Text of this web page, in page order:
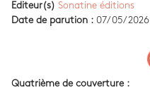
Editeur(s) Sonatine éditions
Date de parution : 07/05/2026
Quatrième de couverture :